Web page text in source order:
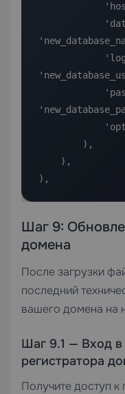
),
Шаг 9:
домена
После загрузки
последний
вашего домена на
Шаг 9.1 — Вход в
регистратора
Получите доступ